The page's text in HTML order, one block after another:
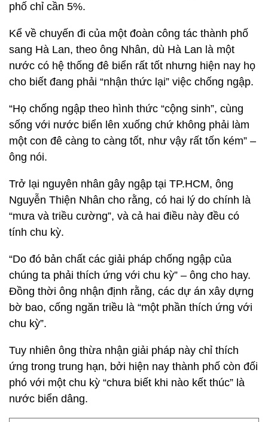
phố chỉ cần 5%.
Kể về chuyến đi của một đoàn công tác thành phố
sang Hà Lan, theo ông Nhân, dù Hà Lan là một
nước có hệ thống đê biển rất tốt nhưng hiện nay họ
cho biết đang phải “nhận thức lại” việc chống ngập.
“Họ chống ngập theo hình thức “cộng sinh”, cùng
sống với nước biển lên xuống chứ không phải làm
một con đê càng to càng tốt, như vậy rất tốn kém” –
ông nói.
Trở lại nguyên nhân gây ngập tại TP.HCM, ông
Nguyễn Thiện Nhân cho rằng, có hai lý do chính là
“mưa và triều cường”, và cả hai điều này đều có
tính chu kỳ.
“Do đó bản chất các giải pháp chống ngập của
chúng ta phải thích ứng với chu kỳ” – ông cho hay.
Đồng thời ông nhận định rằng, các dự án xây dựng
bờ bao, cống ngăn triều là “một phần thích ứng với
chu kỳ”.
Tuy nhiên ông thừa nhận giải pháp này chỉ thích
ứng trong trung hạn, bởi hiện nay thành phố còn đối
phó với một chu kỳ “chưa biết khi nào kết thúc” là
nước biển dâng.